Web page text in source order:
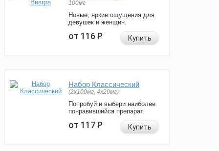
100мг
Новые, яркие ощущения для
девушек и женщин.
от 116Р Купить
Набор Классический
(2x100мг, 4x20мг)
Попробуй и выбери наиболее
понравившийся препарат.
от 117Р Купить